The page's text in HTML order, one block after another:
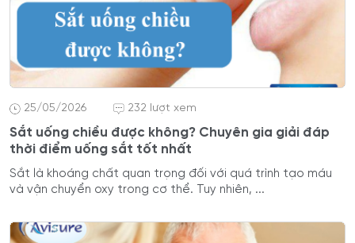
25/05/2026 232 lượt xem
Sắt uống chiều được không? Chuyên gia giải đáp
thời điểm uống sắt tốt nhất
Sắt là khoáng chất quan trọng đối với quá trình tạo máu
và vận chuyển oxy trong cơ thể. Tuy nhiên, ...